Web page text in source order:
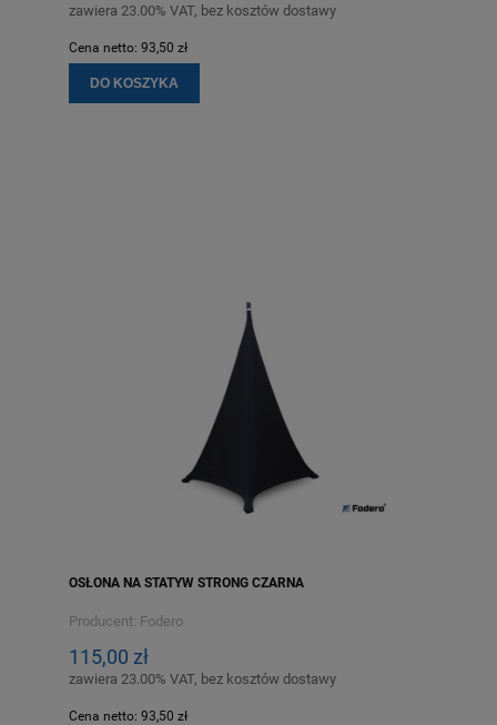
zawiera 23.00% VAT, bez kosztów dostawy
Cena netto: 93,50 zł
DO KOSZYKA
OSŁONA NA STATYW STRONG CZARNA
Producent: Fodero
115,00 zł
zawiera 23.00% VAT, bez kosztów dostawy
Cena netto: 93,50 zł